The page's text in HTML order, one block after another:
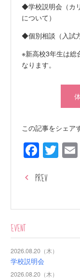
◆学校説明会（カ
について）
◆個別相談（入試
※新高校3年生は総
なります。
この記事をシェア
PREV
EVENT
2026.08.20（木）
学校説明会
2026.08.20（木）